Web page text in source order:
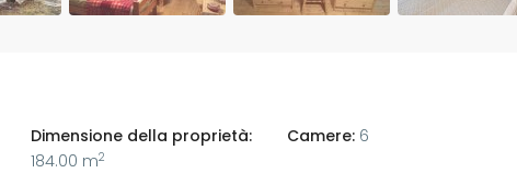
Dimensione della proprietà:
184.00 m2
Camere: 6